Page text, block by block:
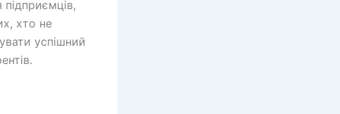
хто не
успішний